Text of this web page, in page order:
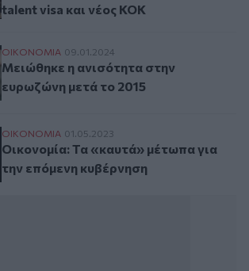
talent visa και νέος ΚΟΚ
Μειώθηκε η ανισότητα στην ευρωζώνη
ΟΙΚΟΝΟΜΙΑ 09.01.2024
Μειώθηκε η ανισότητα στην
ευρωζώνη μετά το 2015
Οικονομία: Τα «καυτά» μέτωπα για την
ΟΙΚΟΝΟΜΙΑ 01.05.2023
Οικονομία: Τα «καυτά» μέτωπα για
την επόμενη κυβέρνηση